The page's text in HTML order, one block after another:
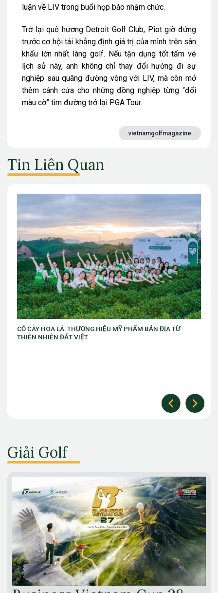
luận về LIV trong buổi họp báo nhậm chức.
Trở lại quê hương Detroit Golf Club, Piot giờ đứng
trước cơ hội tái khẳng định giá trị của mình trên sân
khấu lớn nhất làng golf. Nếu tận dụng tốt tấm vé
lịch sử này, anh không chỉ thay đổi hướng đi sự
nghiệp sau quãng đường vòng với LIV, mà còn mở
thêm cánh cửa cho những đồng nghiệp từng “đổi
màu cờ” tìm đường trở lại PGA Tour.
vietnamgolfmagazine
Tin Liên Quan
MỸ PHẨM BẢN ĐỊA TỪ
VIB ra mắt chương trình “VIB
Giải Golf